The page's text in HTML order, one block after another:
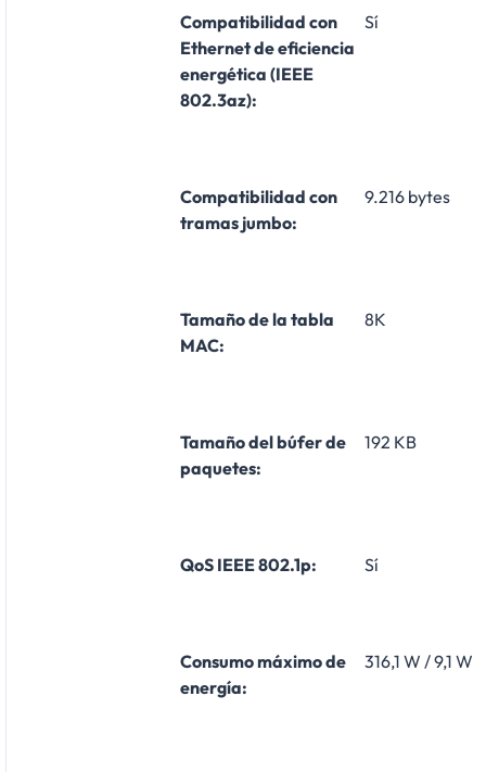
Compatibilidad con
Ethernet de eficiencia
energética (IEEE
802.3az):
Sí
Compatibilidad con
tramas jumbo:
9.216 bytes
Tamaño de la tabla
MAC:
8K
Tamaño del búfer de
paquetes:
192 KB
QoS IEEE 802.1p: Sí
Consumo máximo de
energía:
316,1 W / 9,1 W